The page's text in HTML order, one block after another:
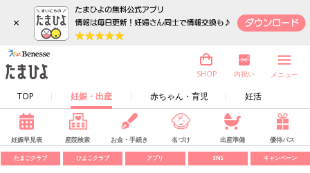
×
TOP 妊娠・出産 赤ちゃん・育児 妊活
SHOP 内祝い メニュー
妊娠早見表 産院検索 お金・手続き 名づけ 出産準備 優待パス
たまごクラブ ひよこクラブ アプリ SNS キャンペーン